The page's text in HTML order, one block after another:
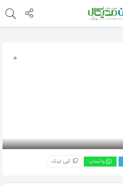
0
واتساپ کپی لینک